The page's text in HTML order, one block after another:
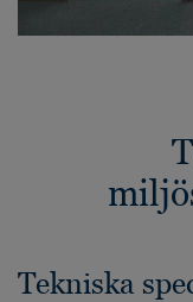
Tekniska